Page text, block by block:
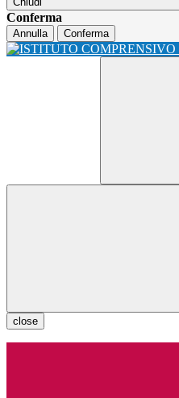
Conferma
Annulla Conferma
close